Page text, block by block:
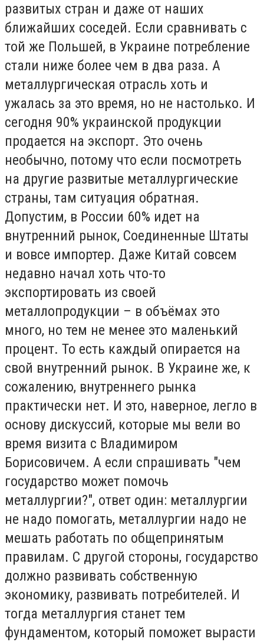
развитых стран и даже от наших
ближайших соседей. Если сравнивать с
той же Польшей, в Украине потребление
стали ниже более чем в два раза. А
металлургическая отрасль хоть и
ужалась за это время, но не настолько. И
сегодня 90% украинской продукции
продается на экспорт. Это очень
необычно, потому что если посмотреть
на другие развитые металлургические
страны, там ситуация обратная.
Допустим, в России 60% идет на
внутренний рынок, Соединенные Штаты
и вовсе импортер. Даже Китай совсем
недавно начал хоть что-то
экспортировать из своей
металлопродукции – в объёмах это
много, но тем не менее это маленький
процент. То есть каждый опирается на
свой внутренний рынок. В Украине же, к
сожалению, внутреннего рынка
практически нет. И это, наверное, легло в
основу дискуссий, которые мы вели во
время визита с Владимиром
Борисовичем. А если спрашивать "чем
государство может помочь
металлургии?", ответ один: металлургии
не надо помогать, металлургии надо не
мешать работать по общепринятым
правилам. С другой стороны, государство
должно развивать собственную
экономику, развивать потребителей. И
тогда металлургия станет тем
фундаментом, который поможет вырасти